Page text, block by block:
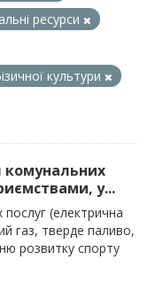
ресурси
культури
комунальних
у...
(електрична
газ, тверде паливо,
розвитку спорту